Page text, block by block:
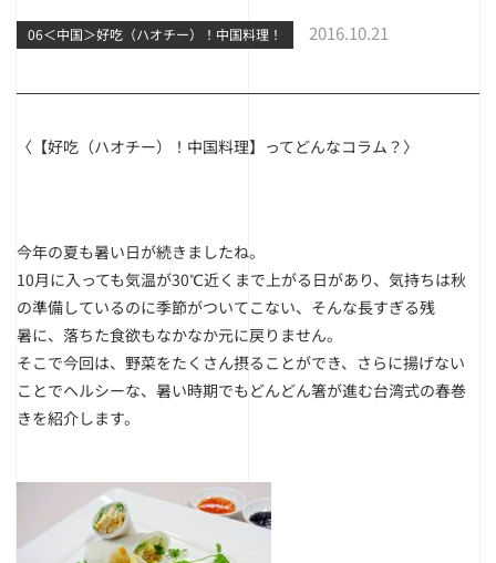
06＜中国＞好吃（ハオチー）！中国料理！ 2016.10.21
〈【好吃（ハオチー）！中国料理】ってどんなコラム？〉
今年の夏も暑い日が続きましたね。
10月に入っても気温が30℃近くまで上がる日があり、気持ちは秋
の準備しているのに季節がついてこない、そんな長すぎる残
暑に、落ちた食欲もなかなか元に戻りません。
そこで今回は、野菜をたくさん摂ることができ、さらに揚げない
ことでヘルシーな、暑い時期でもどんどん箸が進む台湾式の春巻
きを紹介します。